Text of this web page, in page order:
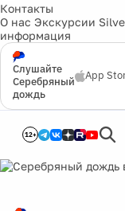
Контакты
О нас Экскурсии
информация
Слушайте
Серебряный
дождь
App
12+